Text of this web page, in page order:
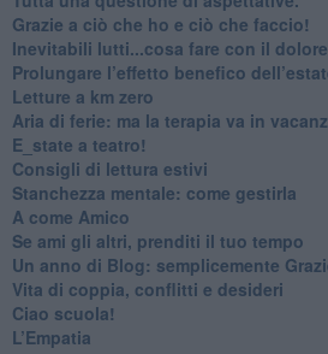
​Grazie a ciò che ho e ciò che faccio!
​Inevitabili lutti...cosa fare con il
Prolungare l’effetto benefico
​Letture a km zero
​Aria di ferie: ma la terapia va in
​E_state a teatro!
​Consigli di lettura estivi
​Stanchezza mentale: come gestirla
​A come Amico
​Se ami gli altri, prenditi il tuo tempo
​Un anno di Blog: semplicemente
​Vita di coppia, conflitti e desideri
​Ciao scuola!
​L’Empatia